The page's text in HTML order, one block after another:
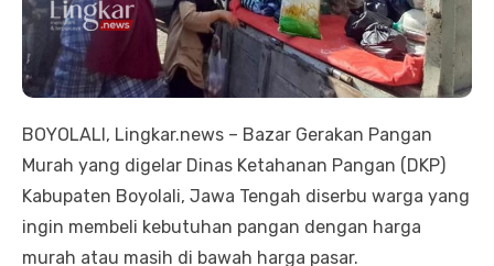
BOYOLALI, Lingkar.news – Bazar Gerakan Pangan
Murah yang digelar Dinas Ketahanan Pangan (DKP)
Kabupaten Boyolali, Jawa Tengah diserbu warga yang
ingin membeli kebutuhan pangan dengan harga
murah atau masih di bawah harga pasar.